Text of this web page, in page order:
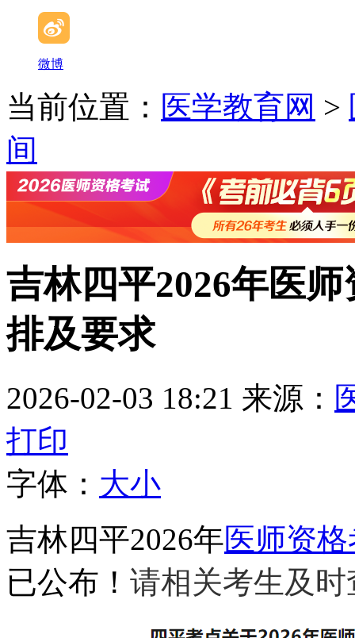
微博
当前位置： 医学教育网 >
间
吉林四平2026年医
排及要求
2026-02-03 18:21 来源：
打印
字体： 大小
吉林四平2026年医师资
已公布！ 请相关考生及